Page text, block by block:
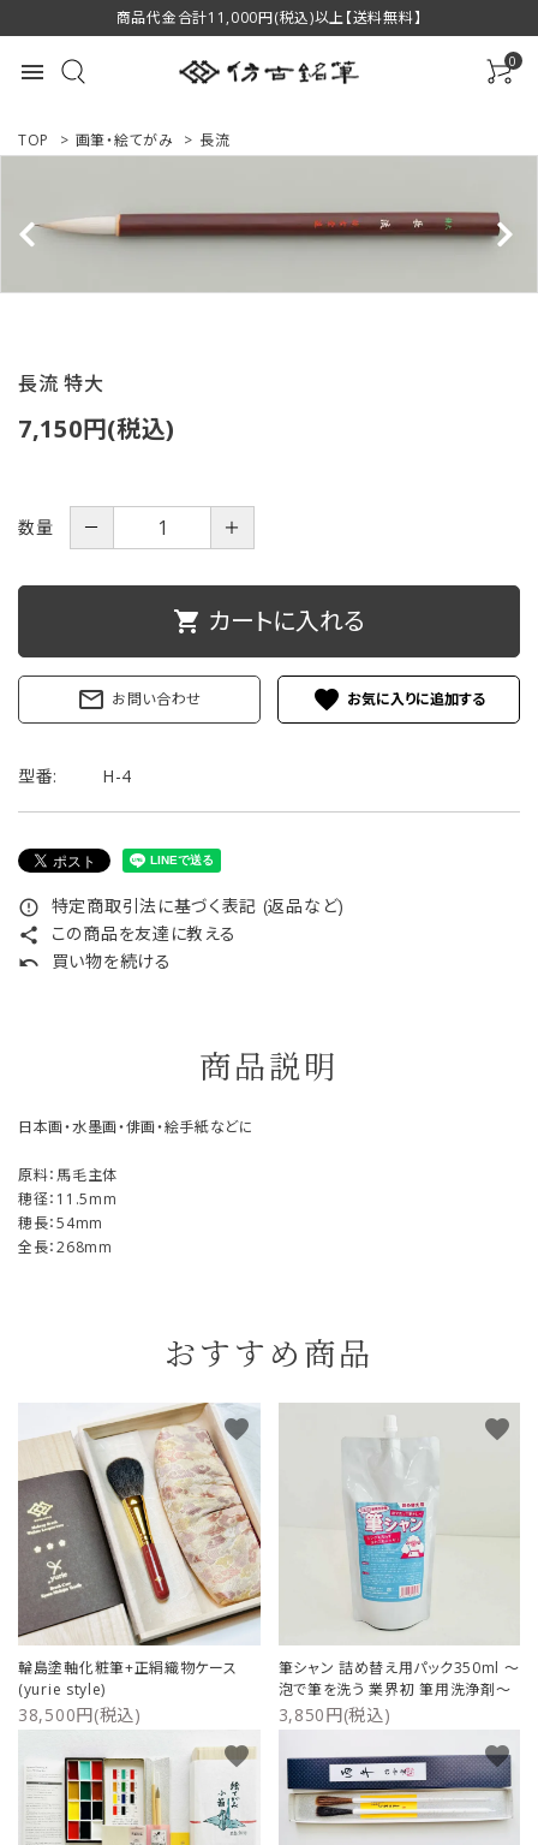
商品代金合計11,000円(税込)以上【送料無料】
menu 0
ACCOUNT MENU
商品一覧
私たちについて
プライバシーポリシー
特定商取引法について
TOP > 画筆・絵てがみ > 長流
長流 特大
7,150円(税込)
数量 － ＋
shopping_cart カートに入れる
mail_outline お問い合わせ favorite
型番: H-4
error_outline 特定商取引法に基づく表記 (返品など)
share この商品を友達に教える
undo 買い物を続ける
商品説明
日本画・水墨画・俳画・絵手紙などに
原料：馬毛主体
穂径：11.5mm
穂長：54mm
全長：268mm
おすすめ商品
輪島塗軸化粧筆+正絹織物ケース
(yurie style)
38,500円(税込)
favorite
筆シャン 詰め替え用パック350ml ～
泡で筆を洗う 業界初 筆用洗浄剤～
3,850円(税込)
favorite
favorite favorite